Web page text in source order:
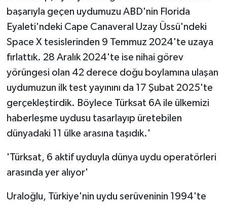
başarıyla geçen uydumuzu ABD'nin Florida
Eyaleti'ndeki Cape Canaveral Uzay Üssü'ndeki
Space X tesislerinden 9 Temmuz 2024'te uzaya
fırlattık. 28 Aralık 2024'te ise nihai görev
yörüngesi olan 42 derece doğu boylamına ulaşan
uydumuzun ilk test yayınını da 17 Şubat 2025'te
gerçekleştirdik. Böylece Türksat 6A ile ülkemizi
haberleşme uydusu tasarlayıp üretebilen
dünyadaki 11 ülke arasına taşıdık.'
'Türksat, 6 aktif uyduyla dünya uydu operatörleri
arasında yer alıyor'
Uraloğlu, Türkiye'nin uydu serüveninin 1994'te